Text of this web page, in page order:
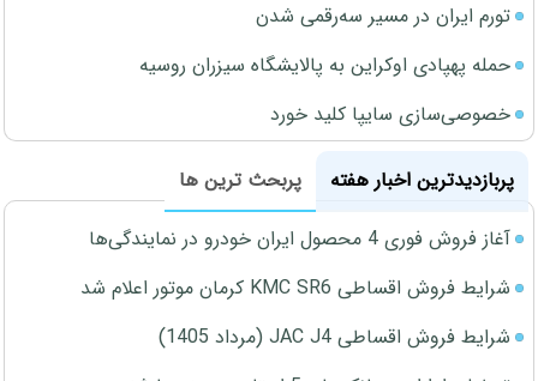
تورم ایران در مسیر سه‌رقمی شدن
حمله پهپادی اوکراین به پالایشگاه سیزران روسیه
خصوصی‌سازی سایپا کلید خورد
پربازدیدترین اخبار هفته
پربحث ترین ها
آغاز فروش فوری 4 محصول ایران خودرو در نمایندگی‌ها
شرایط فروش اقساطی KMC SR6 کرمان موتور اعلام شد
شرایط فروش اقساطی JAC J4 (مرداد 1405)